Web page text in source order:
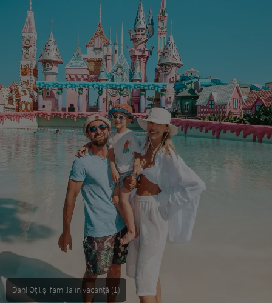
Dani Oțil și familia în vacanță (1)